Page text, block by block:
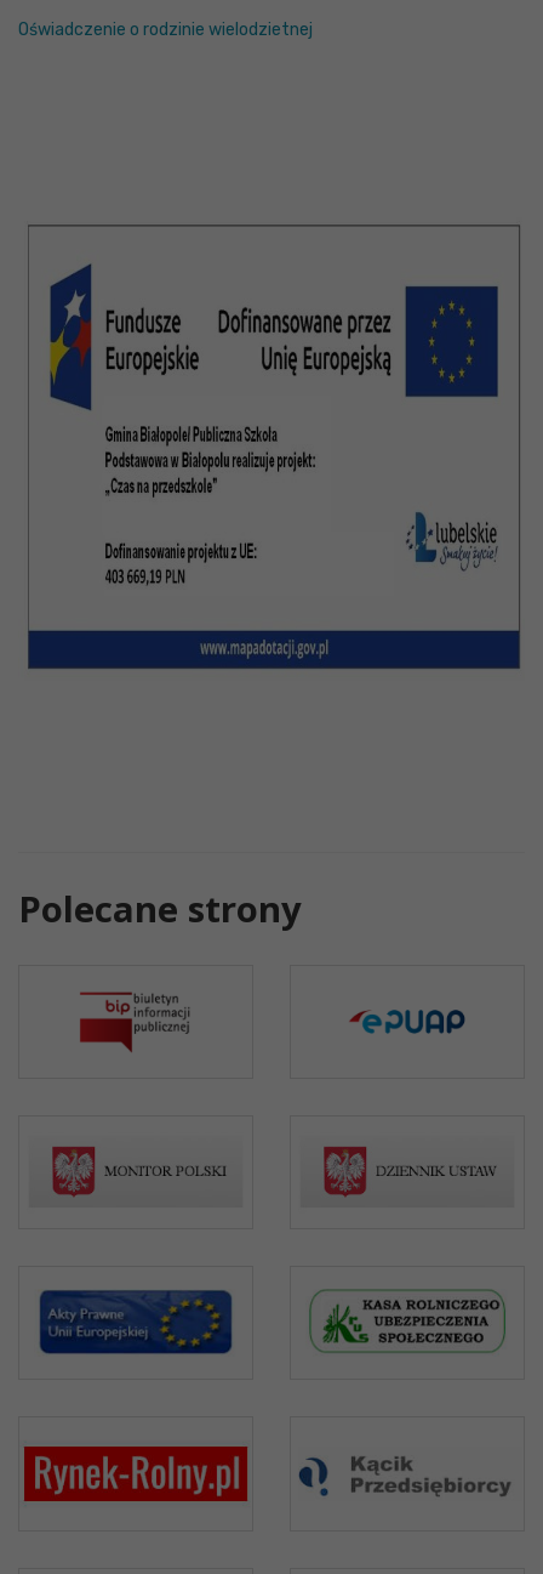
Oświadczenie o rodzinie wielodzietnej
Polecane strony